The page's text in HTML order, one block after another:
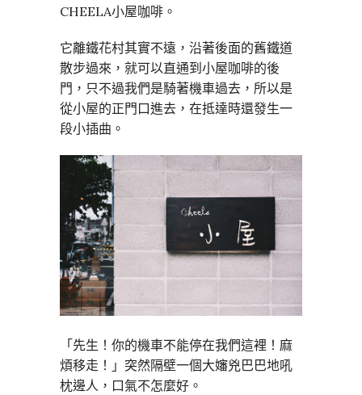
CHEELA小屋咖啡。
它離鐵花村其實不遠，沿著後面的舊鐵道
散步過來，就可以直通到小屋咖啡的後
門，只不過我們是騎著機車過去，所以是
從小屋的正門口進去，在抵達時還發生一
段小插曲。
「先生！你的機車不能停在我們這裡！麻
煩移走！」突然隔壁一個大嬸兇巴巴地吼
枕邊人，口氣不怎麼好。